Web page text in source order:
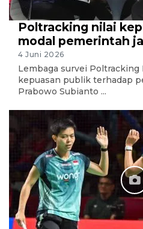
Poltracking nilai
modal pemerintah
4 Juni 2026
Lembaga survei
kepuasan publik terhadap
Prabowo Subianto ...